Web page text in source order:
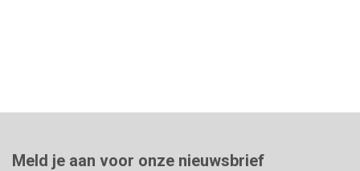
Meld je aan voor onze nieuwsbrief